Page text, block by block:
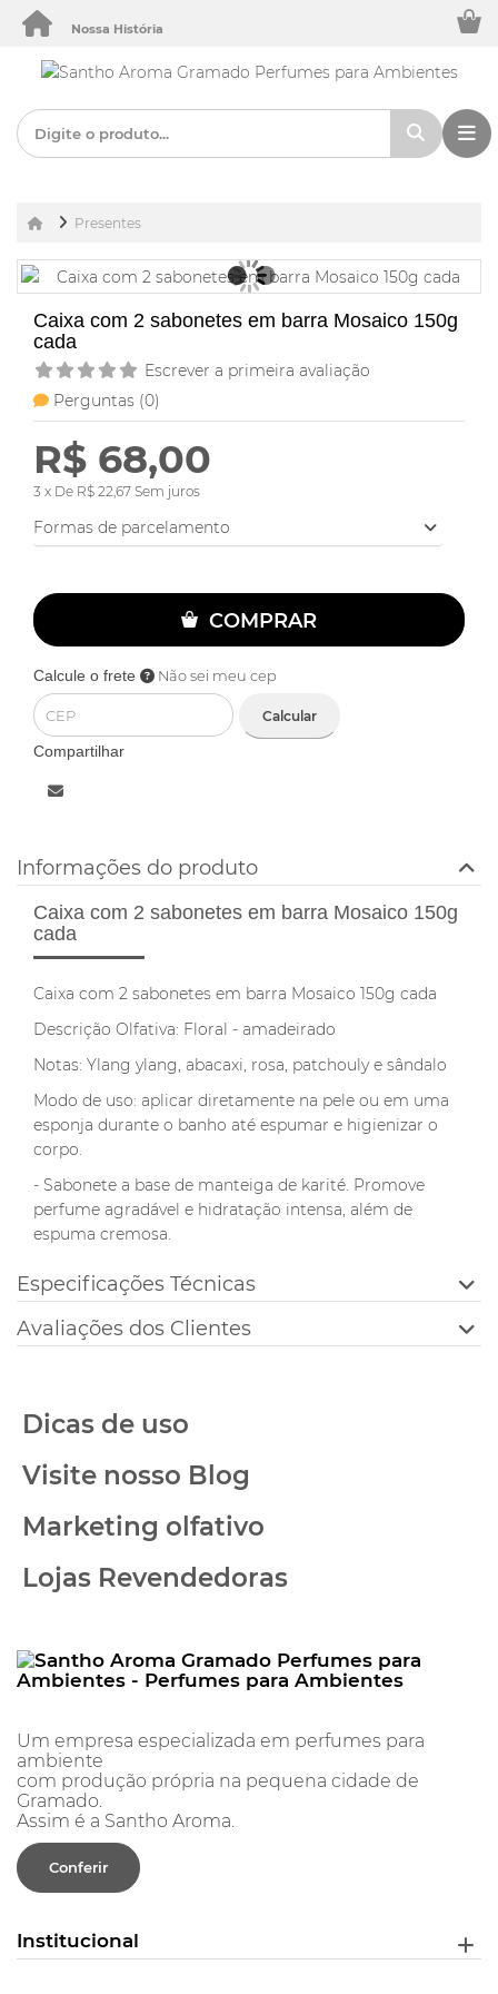
Nossa História
Presentes
Caixa com 2 sabonetes em barra Mosaico 150g
cada
Escrever a primeira avaliação
Perguntas (0)
R$ 68,00
3 x De R$ 22,67 Sem juros
Formas de parcelamento
COMPRAR
Calcule o frete Não sei meu cep
Calcular
Compartilhar
Informações do produto
Caixa com 2 sabonetes em barra Mosaico 150g
cada
Caixa com 2 sabonetes em barra Mosaico 150g cada
Descrição Olfativa: Floral - amadeirado
Notas: Ylang ylang, abacaxi, rosa, patchouly e sândalo
Modo de uso: aplicar diretamente na pele ou em uma
esponja durante o banho até espumar e higienizar o
corpo.
- Sabonete a base de manteiga de karité. Promove
perfume agradável e hidratação intensa, além de
espuma cremosa.
Especificações Técnicas
Avaliações dos Clientes
Dicas de uso
Visite nosso Blog
Marketing olfativo
Lojas Revendedoras
Um empresa especializada em perfumes para
ambiente
com produção própria na pequena cidade de
Gramado.
Assim é a Santho Aroma.
Conferir
Institucional